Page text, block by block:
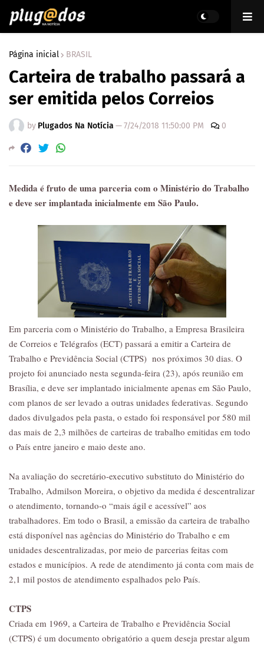
Página inicial BRASIL
Carteira de trabalho passará a
ser emitida pelos Correios
by Plugados Na Notícia —7/24/2018 11:50:00 PM 0
Medida é fruto de uma parceria com o Ministério do Trabalho
e deve ser implantada inicialmente em São Paulo.
Em parceria com o Ministério do Trabalho, a Empresa Brasileira
de Correios e Telégrafos (ECT) passará a emitir a Carteira de
Trabalho e Previdência Social (CTPS) nos próximos 30 dias. O
projeto foi anunciado nesta segunda-feira (23), após reunião em
Brasília, e deve ser implantado inicialmente apenas em São Paulo,
com planos de ser levado a outras unidades federativas. Segundo
dados divulgados pela pasta, o estado foi responsável por 580 mil
das mais de 2,3 milhões de carteiras de trabalho emitidas em todo
o País entre janeiro e maio deste ano.
Na avaliação do secretário-executivo substituto do Ministério do
Trabalho, Admilson Moreira, o objetivo da medida é descentralizar
o atendimento, tornando-o “mais ágil e acessível” aos
trabalhadores. Em todo o Brasil, a emissão da carteira de trabalho
está disponível nas agências do Ministério do Trabalho e em
unidades descentralizadas, por meio de parcerias feitas com
estados e municípios. A rede de atendimento já conta com mais de
2,1 mil postos de atendimento espalhados pelo País.
CTPS
Criada em 1969, a Carteira de Trabalho e Previdência Social
(CTPS) é um documento obrigatório a quem deseja prestar algum